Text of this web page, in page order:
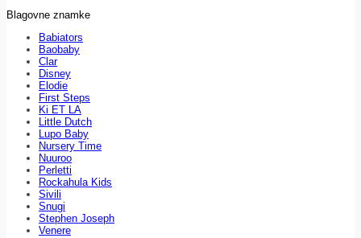
Blagovne znamke
Babiators
Baobaby
Clar
Disney
Elodie
First Steps
Ki ET LA
Little Dutch
Lupo Baby
Nursery Time
Nuuroo
Perletti
Rockahula Kids
Sivili
Snugi
Stephen Joseph
Venere